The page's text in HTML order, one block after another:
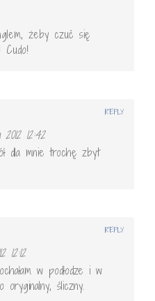
żeby czuć się
Cudo!
12:42
dla mnie trochę zbyt
REPLY
12:12
w podłodze i w
oryginalny, śliczny.
REPLY